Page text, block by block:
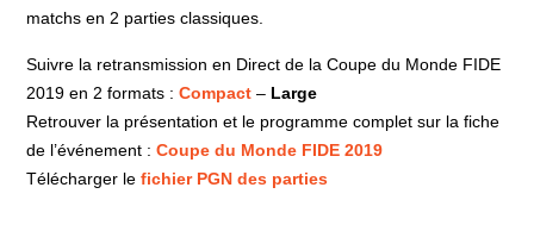
matchs en 2 parties classiques.
Suivre la retransmission en Direct de la Coupe du Monde FIDE
2019 en 2 formats :Compact – Large
Retrouver la présentation et le programme complet sur la fiche
de l’événement :Coupe du Monde FIDE 2019
Télécharger lefichier PGN des parties